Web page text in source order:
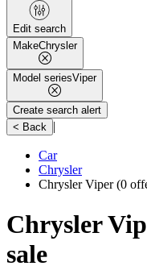
Edit search
MakeChrysler
Model seriesViper
Create search alert
< Back |
Car
Chrysler
Chrysler Viper(0
Chrysler
sale